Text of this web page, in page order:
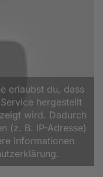
erlaubst du, dass
hergestellt
wird. Dadurch
(z. B. IP-Adresse)
Informationen